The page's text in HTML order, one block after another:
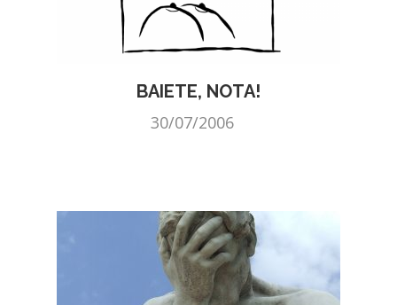
BAIETE, NOTA!
30/07/2006